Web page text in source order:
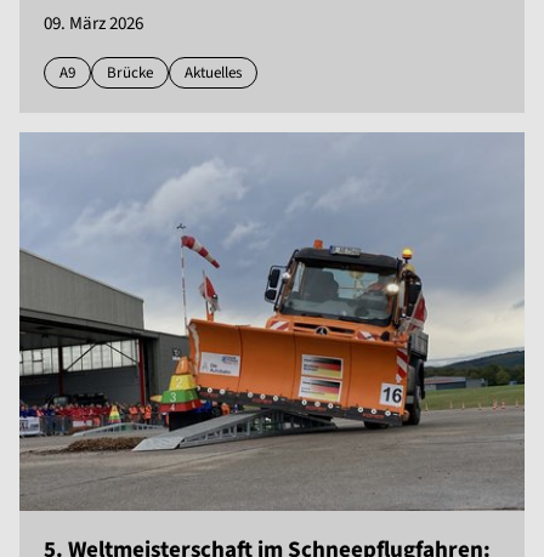
09. März 2026
A9 Brücke Aktuelles
5. Weltmeisterschaft im Schneepflugfahren: